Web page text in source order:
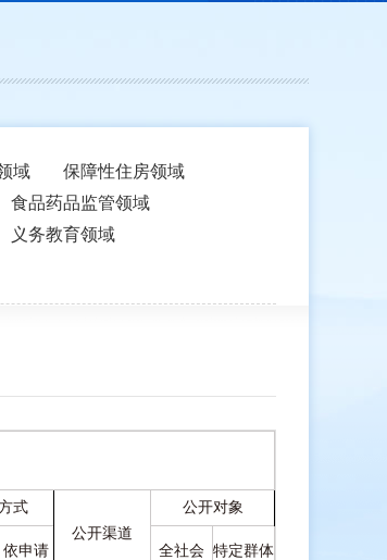
域
保障性住房领域
食品药品监管领域
义务教育领域
式
公开渠道
公开对象
依申请 全社会 特定群体